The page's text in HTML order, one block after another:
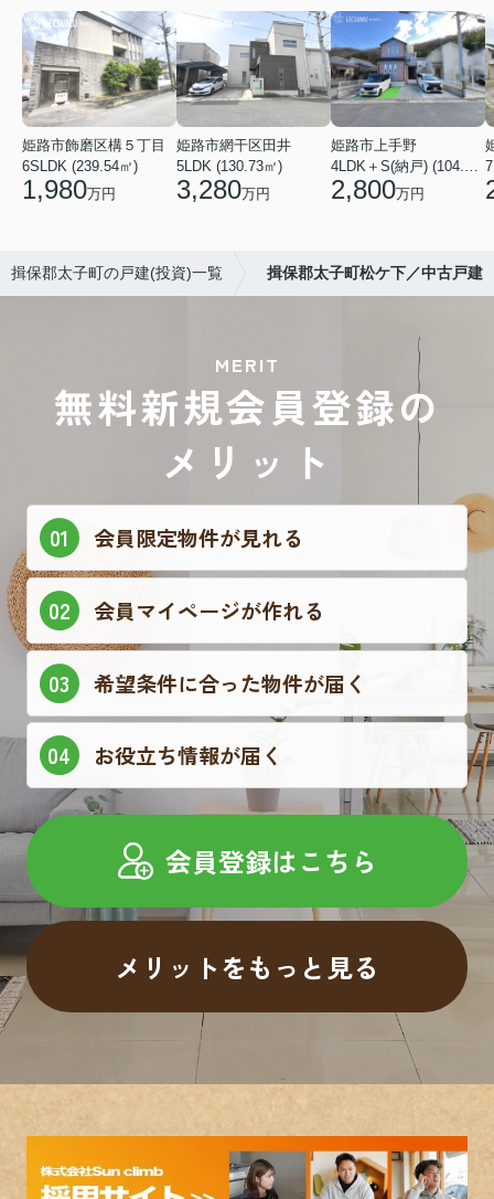
姫路市飾磨区構５丁目
6SLDK (239.54㎡)
1,980万円
姫路市網干区田井
5LDK (130.73㎡)
3,280万円
姫路市上手野
4LDK＋S(納戸) (104.49㎡)
2,800万円
揖保郡太子町の戸建(投資)一覧 揖保郡太子町松ケ下／中古戸建
MERIT
無料新規会員登録の
メリット
会員限定物件が見れる
会員マイページが作れる
希望条件に合った物件が届く
お役立ち情報が届く
会員登録はこちら
メリットをもっと見る